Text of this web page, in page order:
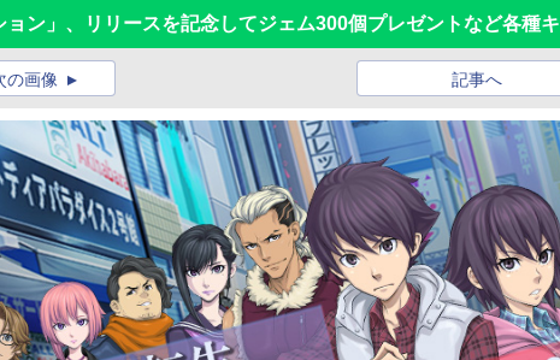
ョン」、リリースを記念してジェム300個プレゼントなど各種
の画像 記事へ